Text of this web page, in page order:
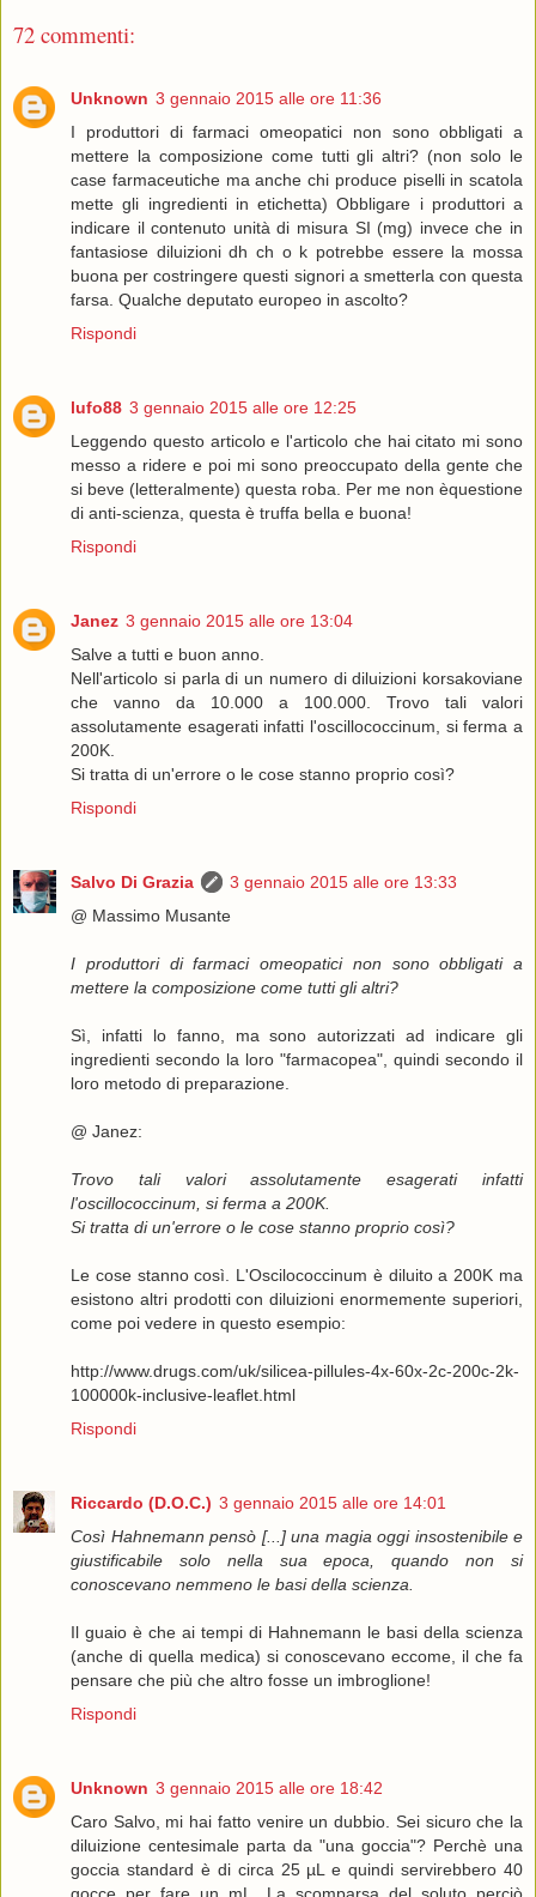
72 commenti:
Unknown 3 gennaio 2015 alle ore 11:36
I produttori di farmaci omeopatici non sono obbligati a
mettere la composizione come tutti gli altri? (non solo le
case farmaceutiche ma anche chi produce piselli in scatola
mette gli ingredienti in etichetta) Obbligare i produttori a
indicare il contenuto unità di misura SI (mg) invece che in
fantasiose diluizioni dh ch o k potrebbe essere la mossa
buona per costringere questi signori a smetterla con questa
farsa. Qualche deputato europeo in ascolto?
Rispondi
lufo88 3 gennaio 2015 alle ore 12:25
Leggendo questo articolo e l'articolo che hai citato mi sono
messo a ridere e poi mi sono preoccupato della gente che
si beve (letteralmente) questa roba. Per me non èquestione
di anti-scienza, questa è truffa bella e buona!
Rispondi
Janez 3 gennaio 2015 alle ore 13:04
Salve a tutti e buon anno.
Nell'articolo si parla di un numero di diluizioni korsakoviane
che vanno da 10.000 a 100.000. Trovo tali valori
assolutamente esagerati infatti l'oscillococcinum, si ferma a
200K.
Si tratta di un'errore o le cose stanno proprio così?
Rispondi
Salvo Di Grazia
3 gennaio 2015 alle ore 13:33
@ Massimo Musante
I produttori di farmaci omeopatici non sono obbligati a
mettere la composizione come tutti gli altri?
Sì, infatti lo fanno, ma sono autorizzati ad indicare gli
ingredienti secondo la loro "farmacopea", quindi secondo il
loro metodo di preparazione.
@ Janez:
Trovo tali valori assolutamente esagerati infatti
l'oscillococcinum, si ferma a 200K.
Si tratta di un'errore o le cose stanno proprio così?
Le cose stanno così. L'Oscilococcinum è diluito a 200K ma
esistono altri prodotti con diluizioni enormemente superiori,
come poi vedere in questo esempio:
http://www.drugs.com/uk/silicea-pillules-4x-60x-2c-200c-2k-
100000k-inclusive-leaflet.html
Rispondi
Riccardo (D.O.C.) 3 gennaio 2015 alle ore 14:01
Così Hahnemann pensò [...] una magia oggi insostenibile e
giustificabile solo nella sua epoca, quando non si
conoscevano nemmeno le basi della scienza.
Il guaio è che ai tempi di Hahnemann le basi della scienza
(anche di quella medica) si conoscevano eccome, il che fa
pensare che più che altro fosse un imbroglione!
Rispondi
Unknown 3 gennaio 2015 alle ore 18:42
Caro Salvo, mi hai fatto venire un dubbio. Sei sicuro che la
diluizione centesimale parta da "una goccia"? Perchè una
goccia standard è di circa 25 µL e quindi servirebbero 40
gocce per fare un mL. La scomparsa del soluto perciò